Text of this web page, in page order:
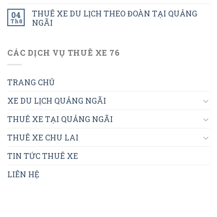
04
Th8
THUÊ XE DU LỊCH THEO ĐOÀN TẠI QUẢNG
NGÃI
CÁC DỊCH VỤ THUÊ XE 76
TRANG CHỦ
XE DU LỊCH QUẢNG NGÃI
THUÊ XE TẠI QUẢNG NGÃI
THUÊ XE CHU LAI
TIN TỨC THUÊ XE
LIÊN HỆ